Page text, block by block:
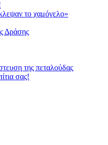
το χαμόγελο»
Δράσης
της πεταλούδας
σας!